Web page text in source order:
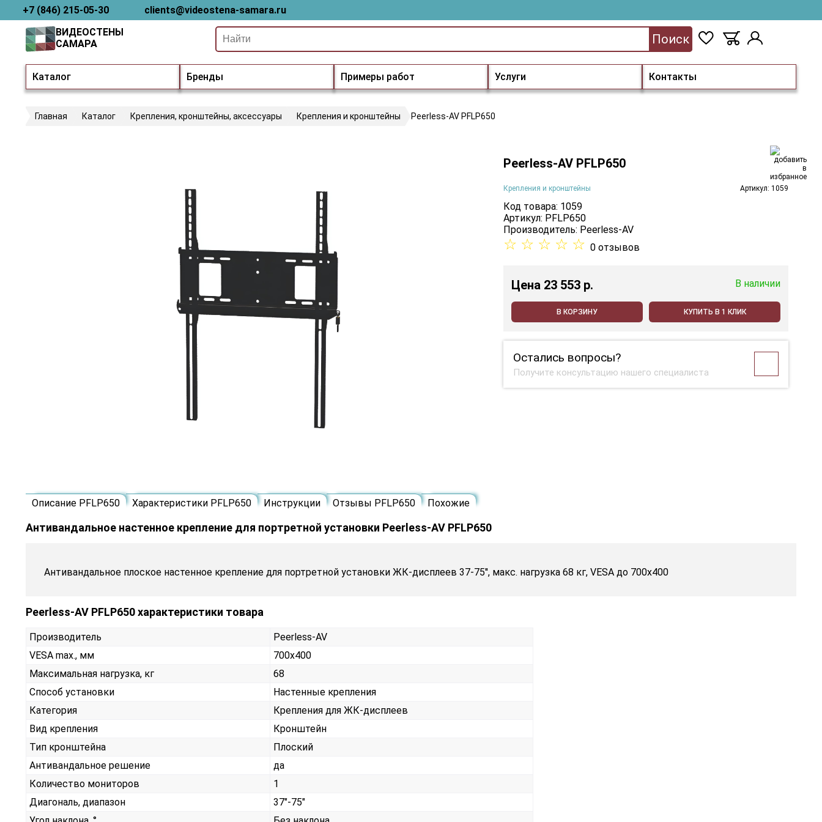
+7 (846) 215-05-30 clients@videostena-samara.ru
Каталог Бренды Примеры работ Услуги Контакты
ВИДЕОСТЕНЫ
САМАРА
Поиск
Главная Каталог Крепления, кронштейны, аксессуары Крепления и кронштейны Peerless-AV PFLP650
Peerless-AV PFLP650
Крепления и кронштейны Артикул: 1059
Код товара: 1059
Артикул: PFLP650
Производитель: Peerless-AV
☆ ☆ ☆ ☆ ☆ 0 отзывов
Цена 23 553 p. В наличии
В КОРЗИНУ КУПИТЬ В 1 КЛИК
Остались вопросы?
Получите консультацию нашего специалиста
Описание PFLP650 Характеристики PFLP650 Инструкции Отзывы PFLP650 Похожие
Антивандальное настенное крепление для портретной установки Peerless-AV PFLP650
Антивандальное плоское настенное крепление для портретной установки ЖК-дисплеев 37-75'', макс. нагрузка 68 кг, VESA до 700x400
Peerless-AV PFLP650 характеристики товара
Производитель
Peerless-AV
VESA max., мм
700x400
Максимальная нагрузка, кг
68
Способ установки
Настенные крепления
Категория
Крепления для ЖК-дисплеев
Вид крепления
Кронштейн
Тип кронштейна
Плоский
Антивандальное решение
да
Количество мониторов
1
Диагональ, диапазон
37"-75"